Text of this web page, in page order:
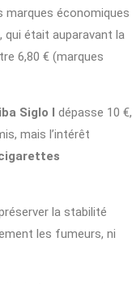
marques économiques
, qui était auparavant la
6,80 € (marques
Siglo I dépasse 10 €,
mais l’intérêt
la stabilité
les fumeurs, ni